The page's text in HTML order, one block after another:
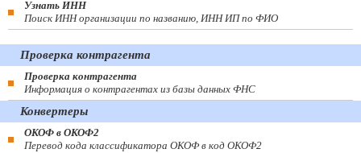
Узнать ИНН
Поиск ИНН организации по названию, ИНН ИП по ФИО
Проверка контрагента
Проверка контрагента
Информация о контрагентах из базы данных ФНС
Конвертеры
ОКОФ в ОКОФ2
Перевод кода классификатора ОКОФ в код ОКОФ2